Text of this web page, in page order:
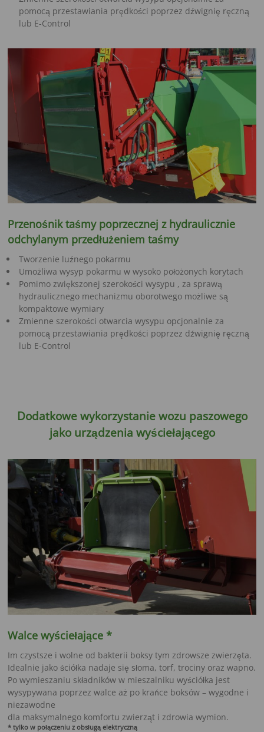
pomocą przestawiania prędkości poprzez dźwignię ręczną
lub E-Control
Przenośnik taśmy poprzecznej z hydraulicznie
odchylanym przedłużeniem taśmy
Tworzenie luźnego pokarmu
Umożliwa wysyp pokarmu w wysoko położonych korytach
Pomimo zwiększonej szerokości wysypu , za sprawą
hydraulicznego mechanizmu oborotwego możliwe są
kompaktowe wymiary
Zmienne szerokości otwarcia wysypu opcjonalnie za
pomocą przestawiania prędkości poprzez dźwignię ręczną
lub E-Control
Dodatkowe wykorzystanie wozu paszowego
jako urządzenia wyściełającego
Walce wyściełające *
Im czystsze i wolne od bakterii boksy tym zdrowsze zwierzęta.
Idealnie jako ściółka nadaje się słoma, torf, trociny oraz wapno.
Po wymieszaniu składników w mieszalniku wyściółka jest
wysypywana poprzez walce aż po krańce boksów – wygodne i
niezawodne
dla maksymalnego komfortu zwierząt i zdrowia wymion.
* tylko w połączeniu z obsługą elektryczną